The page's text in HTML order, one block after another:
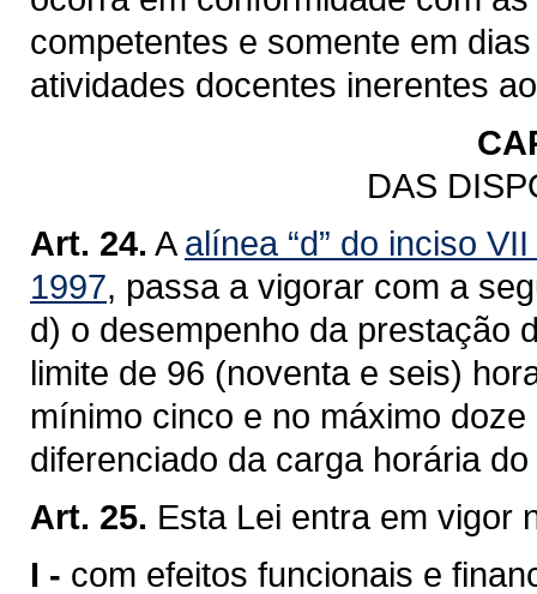
competentes e somente em
atividades docentes inerentes
DAS
Art. 24. A alínea “d” do inciso
1997, passa a vigorar com a
d) o desempenho da prestação
limite de 96 (noventa e seis)
mínimo cinco e no máximo
diferenciado da carga horária
Art. 25. Esta Lei entra em vigor
I - com efeitos funcionais e